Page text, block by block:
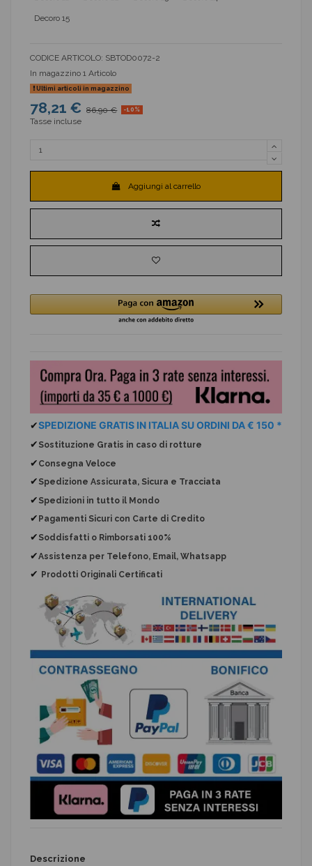
Decoro 15
CODICE ARTICOLO: SBTOD0072-2
In magazzino 1 Articolo
Ultimi articoli in magazzino
78,21 € 86,90 € -10%
Tasse incluse
Aggiungi al carrello
✔SPEDIZIONE GRATIS IN ITALIA SU ORDINI DA € 150 *
✔ Sostituzione Gratis in caso di rotture
✔ Consegna Veloce
✔ Spedizione Assicurata, Sicura e Tracciata
✔ Spedizioni in tutto il Mondo
✔ Pagamenti Sicuri con Carte di Credito
✔ Soddisfatti o Rimborsati 100%
✔Assistenza per Telefono, Email, Whatsapp
✔ Prodotti Originali Certificati
Descrizione